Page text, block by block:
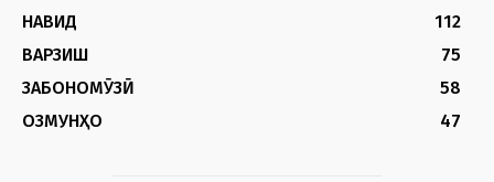
НАВИД
112
ВАРЗИШ
75
ЗАБОНОМӮЗӢ
58
ОЗМУНҲО
47